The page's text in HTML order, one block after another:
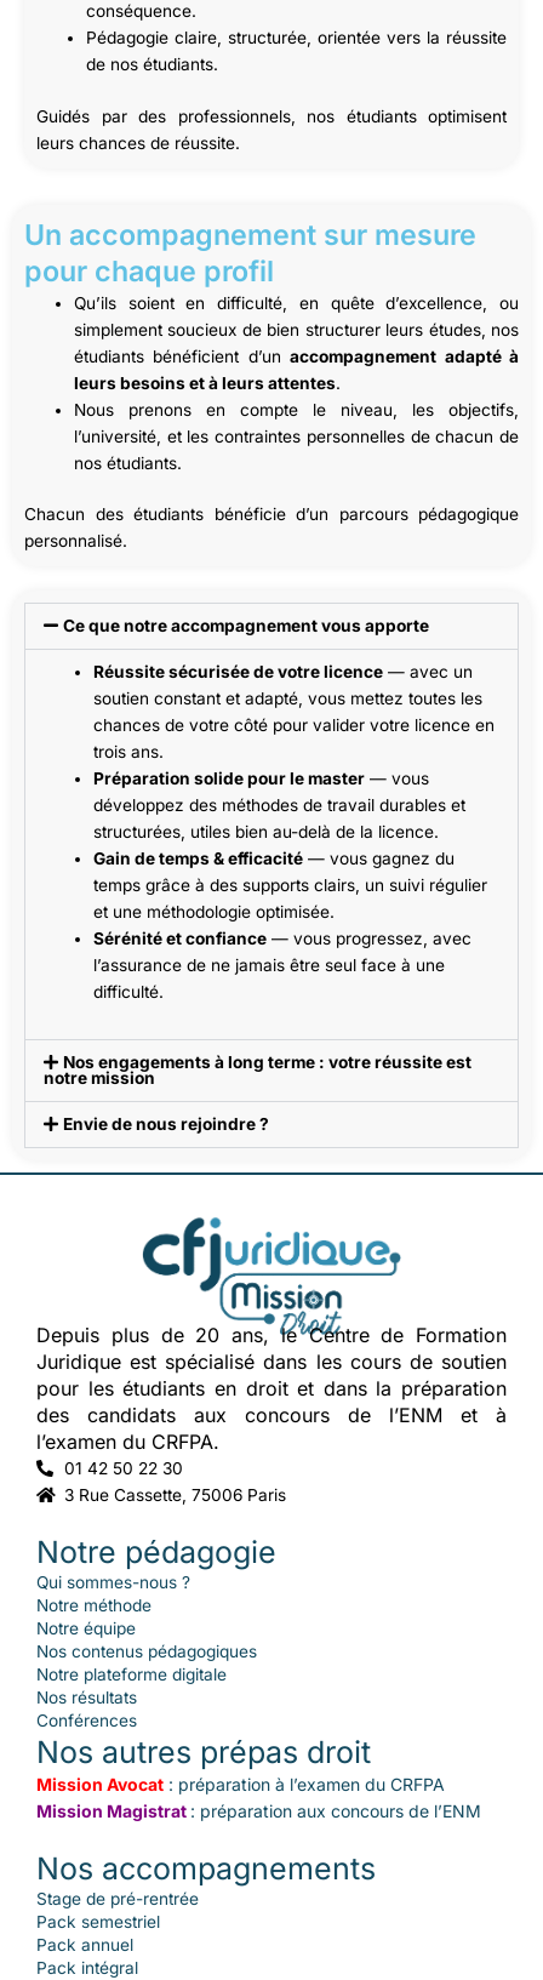
conséquence.
Pédagogie claire, structurée, orientée vers la réussite
de nos étudiants.
Guidés par des professionnels, nos étudiants optimisent
leurs chances de réussite.
Un accompagnement sur mesure
pour chaque profil
Qu’ils soient en difficulté, en quête d’excellence, ou
simplement soucieux de bien structurer leurs études, nos
étudiants bénéficient d’unaccompagnement adapté à
leurs besoins et à leurs attentes.
Nous prenons en compte le niveau, les objectifs,
l’université, et les contraintes personnelles de chacun de
nos étudiants.
Chacun des étudiants bénéficie d’un parcours pédagogique
personnalisé.
Ce que notre accompagnement vous apporte
Réussite sécurisée devotrelicence — avec un
soutien constant et adapté, vous mettez toutes les
chances de votre côté pour valider votre licence en
trois ans.
Préparation solide pour le master — vous
développez des méthodes de travail durables et
structurées, utiles bien au-delà de la licence.
Gain de temps & efficacité — vous gagnez du
temps grâce à des supports clairs, un suivi régulier
et une méthodologie optimisée.
Sérénité et confiance — vous progressez, avec
l’assurance de ne jamais être seul face à une
difficulté.
Nos engagements à long terme : votre réussite est
notre mission
Envie de nous rejoindre ?
Depuis plus de 20 ans, le Centre de Formation
Juridique est spécialisé dans les cours de soutien
pour les étudiants en droit et dans la préparation
des candidats aux concours de l’ENM et à
l’examen du CRFPA.
01 42 50 22 30
3 Rue Cassette, 75006 Paris
Notre pédagogie
Qui sommes-nous ?
Notre méthode
Notre équipe
Nos contenus pédagogiques
Notre plateforme digitale
Nos résultats
Conférences
Nos autres prépas droit
Mission Avocat : préparation à l’examen du CRFPA
Mission Magistrat : préparation aux concours de l’ENM
Nos accompagnements
Stage de pré-rentrée
Pack semestriel
Pack annuel
Pack intégral